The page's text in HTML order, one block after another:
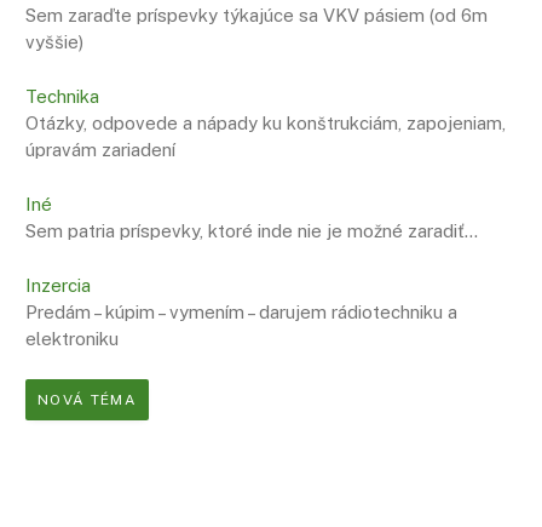
Sem zaraďte príspevky týkajúce sa VKV pásiem (od 6m
vyššie)
Technika
Otázky, odpovede a nápady ku konštrukciám, zapojeniam,
úpravám zariadení
Iné
Sem patria príspevky, ktoré inde nie je možné zaradiť…
Inzercia
Predám – kúpim – vymením – darujem rádiotechniku a
elektroniku
NOVÁ TÉMA